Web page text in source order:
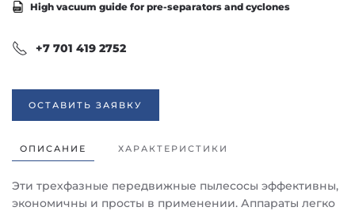
High vacuum guide for pre-separators and cyclones
+7 701 419 2752
ОСТАВИТЬ ЗАЯВКУ
ОПИСАНИЕ ХАРАКТЕРИСТИКИ
Эти трехфазные передвижные пылесосы эффективны,
экономичны и просты в применении. Аппараты легко